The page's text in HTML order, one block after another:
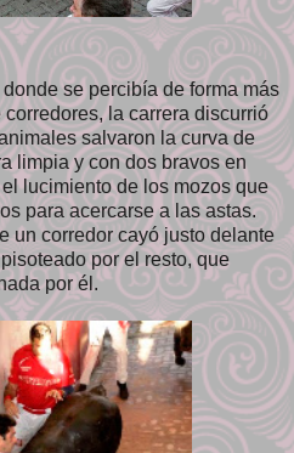
se percibía de forma más
la carrera discurrió
salvaron la curva de
limpia y con dos bravos en
lucimiento de los mozos que
para acercarse a las astas.
un corredor cayó justo delante
por el resto, que
por él.